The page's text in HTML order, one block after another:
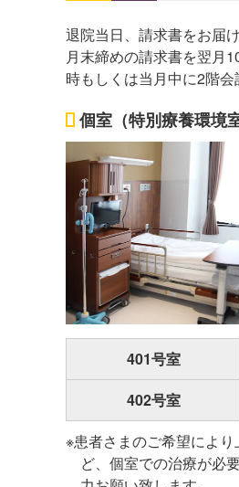
退院当日、請求書をお届
月末締めの請求書を翌月
時もしくは当月中に2階会
個室（特別療養環境
401号室
402号室
※患者さまのご希望によ
ど、個室での治療が必